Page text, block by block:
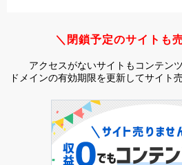
＼閉鎖予定のサイトも
アクセスがないサイトもコンテン
ドメインの有効期限を更新してサイト